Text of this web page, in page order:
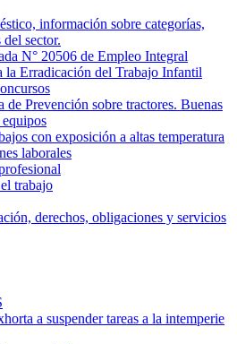
información sobre categorías,
sector.
N° 20506 de Empleo Integral
la Erradicación del Trabajo Infantil
Prevención sobre tractores. Buenas
con exposición a altas temperatura
laborales
trabajo
derechos, obligaciones y servicios
a suspender tareas a la intemperie